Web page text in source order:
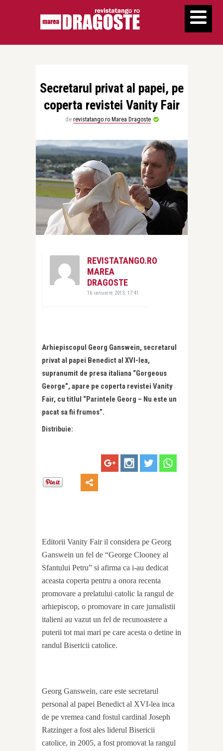
Secretarul privat al papei, pe
coperta revistei Vanity Fair
de revistatango.ro Marea Dragoste
REVISTATANGO.RO
MAREA
DRAGOSTE
16 ianuarie 2013, 17:41
Arhiepiscopul Georg Ganswein, secretarul
privat al papei Benedict al XVI-lea,
supranumit de presa italiana “Gorgeous
George”, apare pe coperta revistei Vanity
Fair, cu titlul “Parintele Georg – Nu este un
pacat sa fii frumos”.
Distribuie:
Editorii Vanity Fair il considera pe Georg
Ganswein un fel de “George Clooney al
Sfantului Petru” si afirma ca i-au dedicat
aceasta coperta pentru a onora recenta
promovare a prelatului catolic la rangul de
arhiepiscop, o promovare in care jurnalistii
italieni au vazut un fel de recunoastere a
puterii tot mai mari pe care acesta o detine in
randul Bisericii catolice.
Georg Ganswein, care este secretarul
personal al papei Benedict al XVI-lea inca
de pe vremea cand fostul cardinal Joseph
Ratzinger a fost ales liderul Bisericii
catolice, in 2005, a fost promovat la rangul